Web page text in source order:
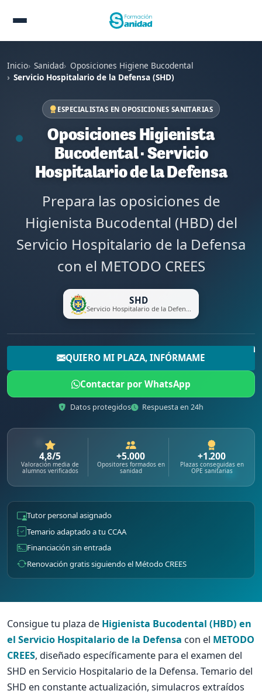
Inicio Sanidad Oposiciones Higiene Bucodental
Servicio Hospitalario de la Defensa (SHD)
ESPECIALISTAS EN OPOSICIONES SANITARIAS
Oposiciones Higienista
Bucodental · Servicio
Hospitalario de la Defensa
Prepara las oposiciones de
Higienista Bucodental (HBD) del
Servicio Hospitalario de la Defensa
con el METODO CREES
SHD
Servicio Hospitalario de la Defensa
QUIERO MI PLAZA, INFÓRMAME
Contactar por WhatsApp
Datos protegidos Respuesta en 24h
4,8/5
Valoración media de
alumnos verificados
+5.000
Opositores formados en
sanidad
+1.200
Plazas conseguidas en
OPE sanitarias
Tutor personal asignado
Temario adaptado a tu CCAA
Financiación sin entrada
Renovación gratis siguiendo el Método CREES
Consigue tu plaza de Higienista Bucodental (HBD) en
el Servicio Hospitalario de la Defensa con el METODO
CREES, diseñado específicamente para el examen del
SHD en Servicio Hospitalario de la Defensa. Temario del
SHD en constante actualización, simulacros extraídos